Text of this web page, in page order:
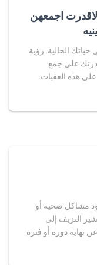
اجمعهن
الحالية. رؤية
على جمع
هذه العقبات.
مشاكل صحية أو
النزيف إلى
نهاية دورة أو فترة